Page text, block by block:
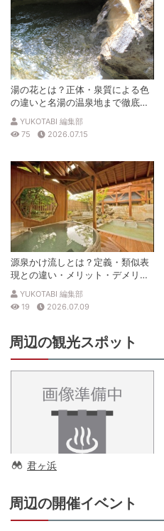
湯の花とは？正体・泉質による色
の違いと名湯の温泉地まで徹底解
説
YUKOTABI 編集部
75
2026.07.15
源泉かけ流しとは？定義・類似表
現との違い・メリット・デメリッ
トを解説
YUKOTABI 編集部
19
2026.07.09
周辺の観光スポット
君ヶ浜
周辺の開催イベント